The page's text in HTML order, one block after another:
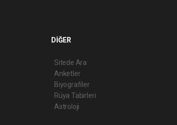
DİĞER
Sitede Ara
Anketler
Biyografiler
Rüya Tabirleri
Astroloji